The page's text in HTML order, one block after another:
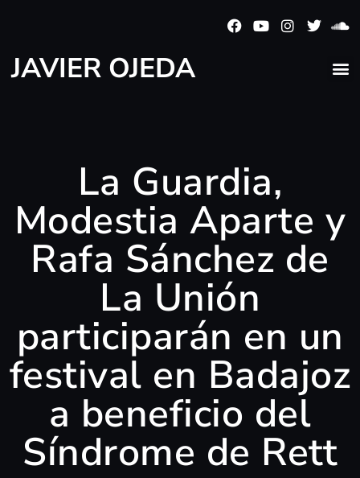
JAVIER OJEDA
La Guardia,
Modestia Aparte y
Rafa Sánchez de
La Unión
participarán en un
festival en Badajoz
a beneficio del
Síndrome de Rett